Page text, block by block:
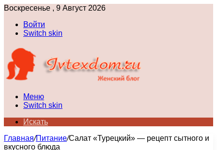
Воскресенье , 9 Август 2026
Войти
Switch skin
Меню
Switch skin
Искать
Главная/Питание/Салат «Турецкий» — рецепт сытного и
вкусного блюда